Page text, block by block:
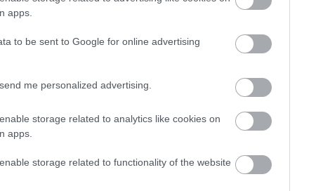
apps.
to be sent to Google for online advertising
me personalized advertising.
storage related to analytics like cookies on
apps.
storage related to functionality of the website